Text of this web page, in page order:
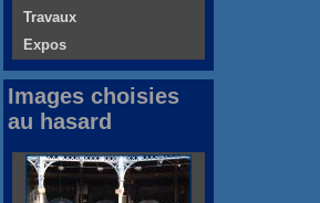
Travaux
Expos
Images choisies
au hasard